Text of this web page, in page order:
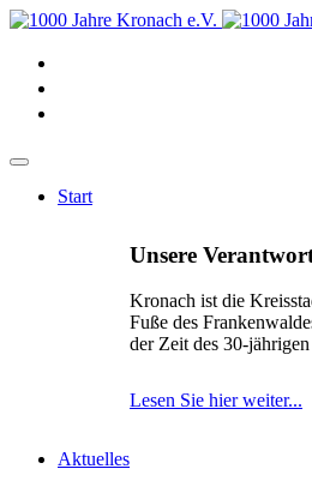
Start
Unsere
Kronach ist die
Fuße des
der Zeit des 30-
Lesen Sie hier weiter...
Aktuelles